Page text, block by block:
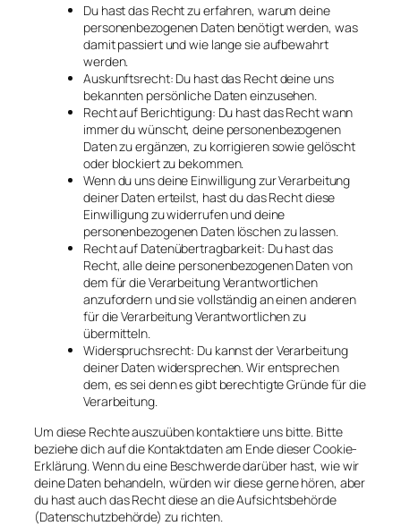
Du hast das Recht zu erfahren, warum deine
personenbezogenen Daten benötigt werden, was
damit passiert und wie lange sie aufbewahrt
werden.
Auskunftsrecht: Du hast das Recht deine uns
bekannten persönliche Daten einzusehen.
Recht auf Berichtigung: Du hast das Recht wann
immer du wünscht, deine personenbezogenen
Daten zu ergänzen, zu korrigieren sowie gelöscht
oder blockiert zu bekommen.
Wenn du uns deine Einwilligung zur Verarbeitung
deiner Daten erteilst, hast du das Recht diese
Einwilligung zu widerrufen und deine
personenbezogenen Daten löschen zu lassen.
Recht auf Datenübertragbarkeit: Du hast das
Recht, alle deine personenbezogenen Daten von
dem für die Verarbeitung Verantwortlichen
anzufordern und sie vollständig an einen anderen
für die Verarbeitung Verantwortlichen zu
übermitteln.
Widerspruchsrecht: Du kannst der Verarbeitung
deiner Daten widersprechen. Wir entsprechen
dem, es sei denn es gibt berechtigte Gründe für die
Verarbeitung.
Um diese Rechte auszuüben kontaktiere uns bitte. Bitte
beziehe dich auf die Kontaktdaten am Ende dieser Cookie-
Erklärung. Wenn du eine Beschwerde darüber hast, wie wir
deine Daten behandeln, würden wir diese gerne hören, aber
du hast auch das Recht diese an die Aufsichtsbehörde
(Datenschutzbehörde) zu richten.